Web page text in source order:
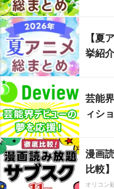
【夏
挙紹
芸能
ィシ
漫画
比較】
オリコン